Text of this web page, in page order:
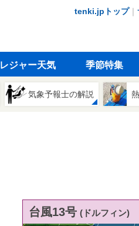
tenki.jpトップ｜
レジャー天気 季節特集
気象予報士の解説
台風13号 (ドルフィン)